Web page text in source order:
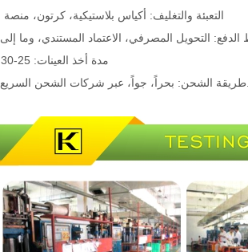
التعبئة والتغليف: أكياس بلاستيكية، كرتون، منصة
مدة أخذ العينات: 25-30 يومًا
طريقة الشحن: بحراً، جواً، عبر شركات الشحن السريع، إلخ.